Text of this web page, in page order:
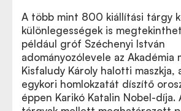
A több mint 800 kiállítási tárgy
különlegességek is
például gróf Széchenyi István
adományozólevele az Akadémia
Kisfaludy Károly halotti maszkja,
egykori homlokzatát díszítő
éppen Karikó Katalin Nobel-díja.